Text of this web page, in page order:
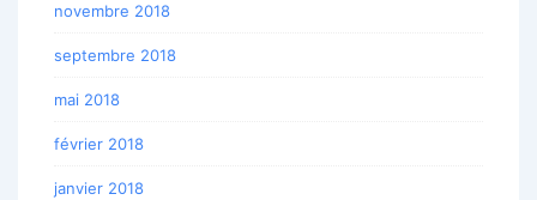
novembre 2018
septembre 2018
mai 2018
février 2018
janvier 2018